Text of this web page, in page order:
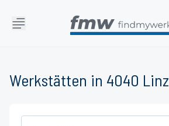
Werkstätten in 4040 Linz